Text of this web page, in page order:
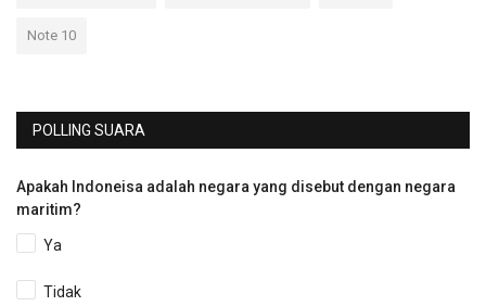
Note 10
POLLING SUARA
Apakah Indoneisa adalah negara yang disebut dengan negara
maritim?
Ya
Tidak